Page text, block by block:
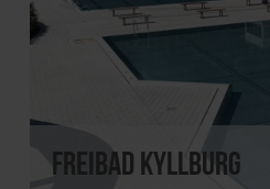
Freibad Kyllburg